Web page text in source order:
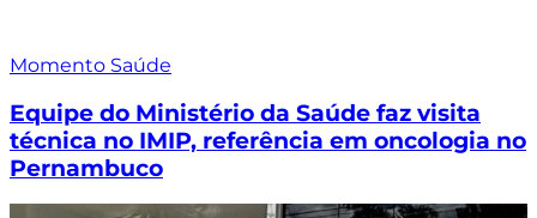
Momento Saúde
Equipe do Ministério da Saúde faz visita
técnica no IMIP, referência em oncologia no
Pernambuco